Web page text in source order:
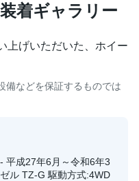
着ギャラリー
上げいただいた、ホイー
備などを保証するものでは
平成27年6月～令和6年3
ル TZ-G 駆動方式:4WD